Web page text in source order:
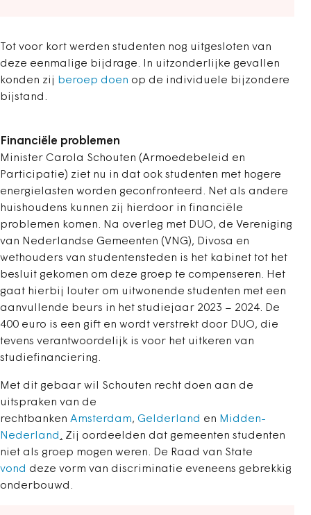
Tot voor kort werden studenten nog uitgesloten van
deze eenmalige bijdrage.
In uitzonderlijke gevallen
konden zij beroep doen op de individuele bijzondere
bijstand.
Financiële problemen
Minister Carola Schouten (Armoedebeleid en
Participatie) ziet nu in dat ook studenten met hogere
energielasten worden geconfronteerd. Net als andere
huishoudens kunnen zij hierdoor in financiële
problemen komen. Na overleg met DUO, de Vereniging
van Nederlandse Gemeenten (VNG), Divosa en
wethouders van studentensteden is het kabinet tot het
besluit gekomen om deze groep te compenseren. Het
gaat hierbij louter om uitwonende studenten met een
aanvullende beurs in het studiejaar 2023 – 2024. De
400 euro is een gift en wordt verstrekt door DUO, die
tevens verantwoordelijk is voor het uitkeren van
studiefinanciering.
Met dit gebaar wil Schouten recht doen aan de
uitspraken van de
rechtbanken Amsterdam, Gelderland en Midden-
Nederland . Zij oordeelden dat gemeenten studenten
niet als groep mogen weren. De Raad van State
vond deze vorm van discriminatie eveneens gebrekkig
onderbouwd.